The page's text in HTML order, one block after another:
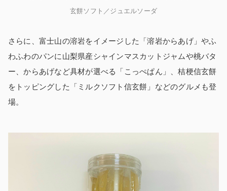
玄餅ソフト／ジュエルソーダ
さらに、富士山の溶岩をイメージした「溶岩からあげ」やふ
わふわのパンに山梨県産シャインマスカットジャムや桃バタ
ー、からあげなど具材が選べる「こっぺぱん」、桔梗信玄餅
をトッピングした「ミルクソフト信玄餅」などのグルメも登
場。